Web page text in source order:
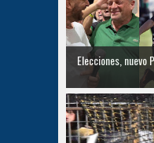
Elecciones, nuevo